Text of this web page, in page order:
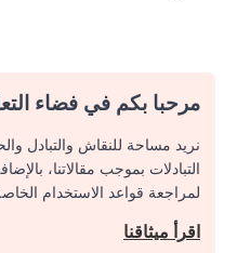
مرحبا بكم في فضاء
نريد مساحة للنقاش والتبادل
التبادلات بموجب مقالاتنا،
لمراجعة قواعد الاستخدام
اقرأ ميثاقنا